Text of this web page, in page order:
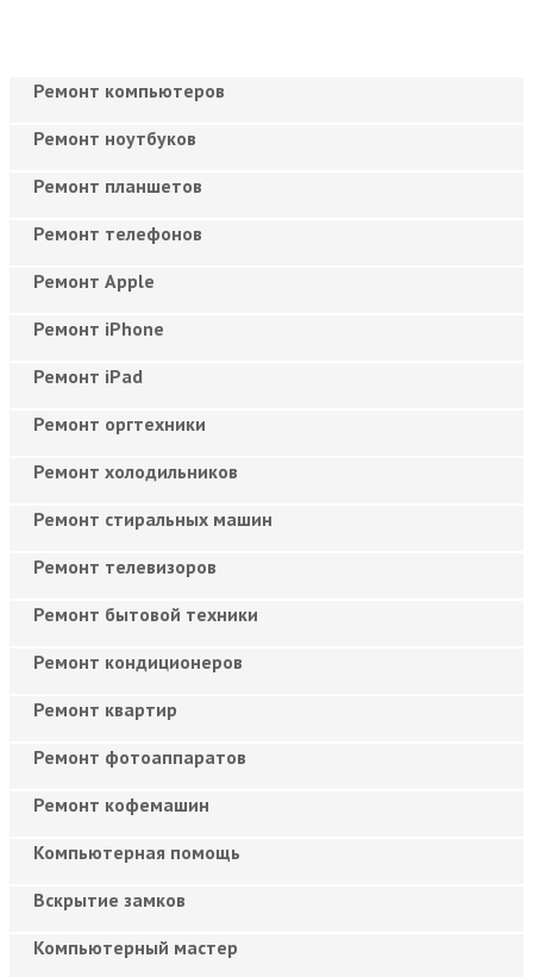
Ремонт компьютеров
Ремонт ноутбуков
Ремонт планшетов
Ремонт телефонов
Ремонт Apple
Ремонт iPhone
Ремонт iPad
Ремонт оргтехники
Ремонт холодильников
Ремонт стиральных машин
Ремонт телевизоров
Ремонт бытовой техники
Ремонт кондиционеров
Ремонт квартир
Ремонт фотоаппаратов
Ремонт кофемашин
Компьютерная помощь
Вскрытие замков
Компьютерный мастер